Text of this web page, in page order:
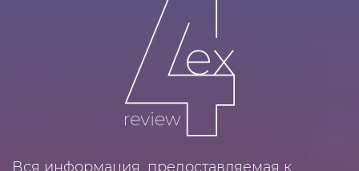
Вся информация, предоставляемая к